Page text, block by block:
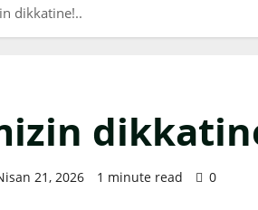
dikkatine!..
21, 2026 1 minute read 0